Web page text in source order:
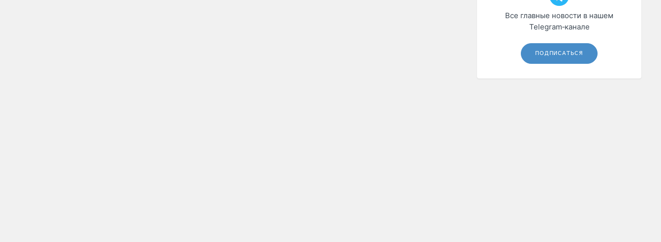
Все главные новости в нашем
Telegram‑канале
ПОДПИСАТЬСЯ